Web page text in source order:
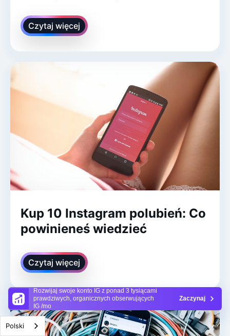
Rozwijaj swoje konto IG z ponad 3 tysiącami
prawdziwych, organicznych obserwujących
IG /mo
Zaczynaj
Czytaj więcej
Kup 10 Instagram polubień: Co
powinieneś wiedzieć
Czytaj więcej
Polski